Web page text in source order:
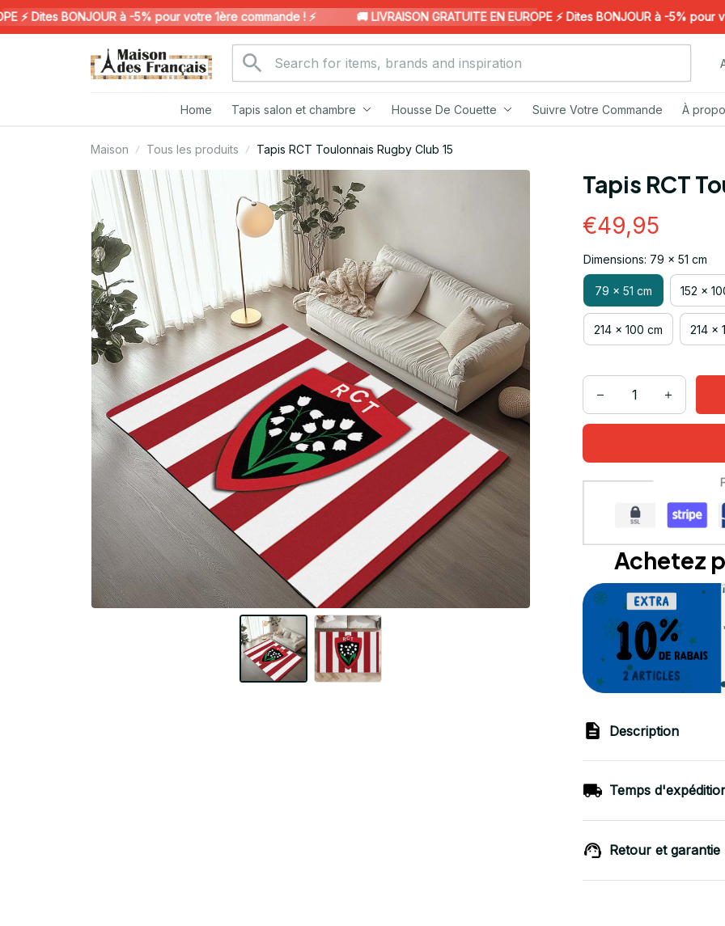
Dites BONJOUR à -5% pour votre 1ère commande ! ⚡️ 🚚 LIVRAISON GRATUITE EN EUROPE ⚡️ Dites BONJOUR à -5% pour
Home Tapis salon et chambre Housse De Couette Suivre Votre Commande À
Maison Tous les produits Tapis RCT Toulonnais Rugby Club 15
Tapis RCT
€49,95
Dimensions: 79 x 51 cm
79 x 51 cm 152 x
214 x 100 cm 214 x
Achetez
Description
Temps
Retour et garantie